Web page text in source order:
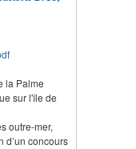
la Palme
sur l'île de
outre-mer,
d’un concours